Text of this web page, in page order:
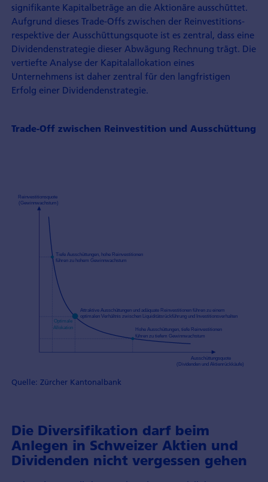
signifikante Kapitalbeträge an die Aktionäre ausschüttet.
Aufgrund dieses Trade-Offs zwischen der Reinvestitions-
respektive der Ausschüttungsquote ist es zentral, dass eine
Dividendenstrategie dieser Abwägung Rechnung trägt. Die
vertiefte Analyse der Kapitalallokation eines
Unternehmens ist daher zentral für den langfristigen
Erfolg einer Dividendenstrategie.
Trade-Off zwischen Reinvestition und Ausschüttung
Quelle: Zürcher Kantonalbank
Die Diversifikation darf beim
Anlegen in Schweizer Aktien und
Dividenden nicht vergessen gehen